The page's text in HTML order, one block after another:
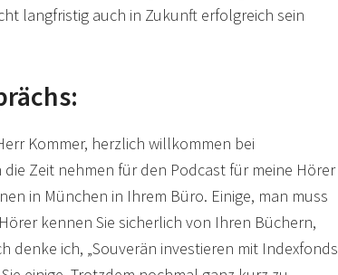
langfristig auch in Zukunft erfolgreich sein
Kommer, herzlich willkommen bei
die Zeit nehmen für den Podcast für meine Hörer
in München in Ihrem Büro. Einige, man muss
kennen Sie sicherlich von Ihren Büchern,
denke ich, „Souverän investieren mit Indexfonds